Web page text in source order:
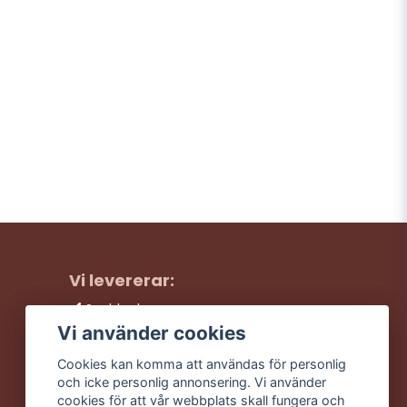
Vi levererar:
Snabba leveranser
Trygga köp
Trevlig kundtjänst
Vi använder cookies
Cookies kan komma att användas för personlig
och icke personlig annonsering. Vi använder
cookies för att vår webbplats skall fungera och